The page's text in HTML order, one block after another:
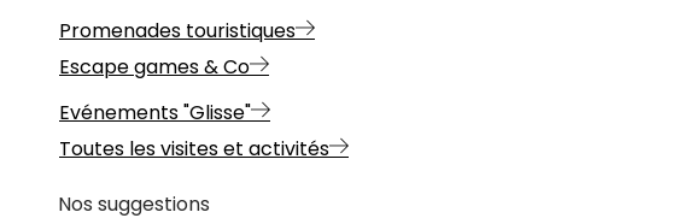
Promenades touristiques
Escape games & Co
Evénements "Glisse"
Toutes les visites et activités
Nos suggestions